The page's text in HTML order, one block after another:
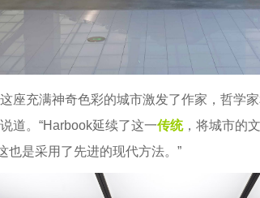
座充满神奇色彩的城市激发了作家，哲学
道。“Harbook延续了这一传统，将城市的
也是采用了先进的现代方法。”